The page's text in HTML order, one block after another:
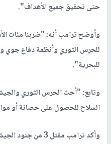
حتى تحقيق جميع الأهداف".
وأوضح ترامب أنه: "ضربنا مئات
للبحرية".
وتابع: "أحث الحرس الثوري
السلاح للحصول على حصانة أو
وأكد ترامب مقتل 3